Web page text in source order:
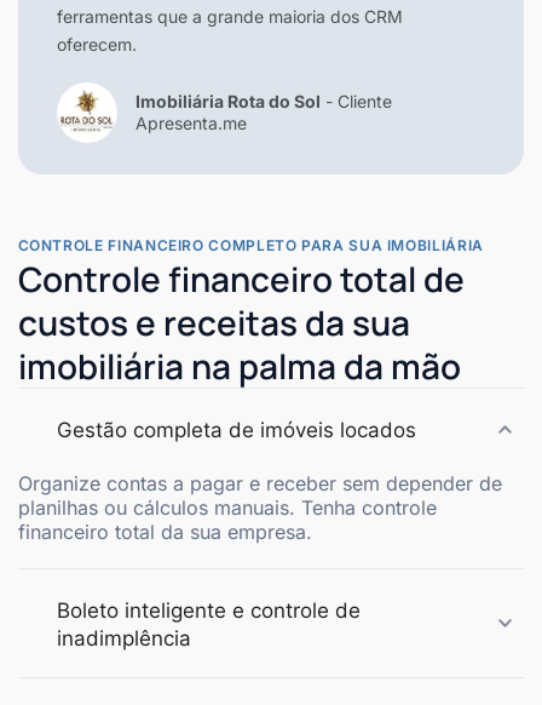
CONTROLE FINANCEIRO COMPLETO PARA SUA IMOBILIÁRIA
Controle financeiro total de
custos e receitas da sua
imobiliária na palma da mão
Gestão completa de imóveis locados
Organize contas a pagar e receber sem depender de
planilhas ou cálculos manuais. Tenha controle
financeiro total da sua empresa.
Boleto inteligente e controle de
inadimplência
ferramentas que a grande maioria dos CRM
oferecem.
Imobiliária Rota do Sol - Cliente
Apresenta.me